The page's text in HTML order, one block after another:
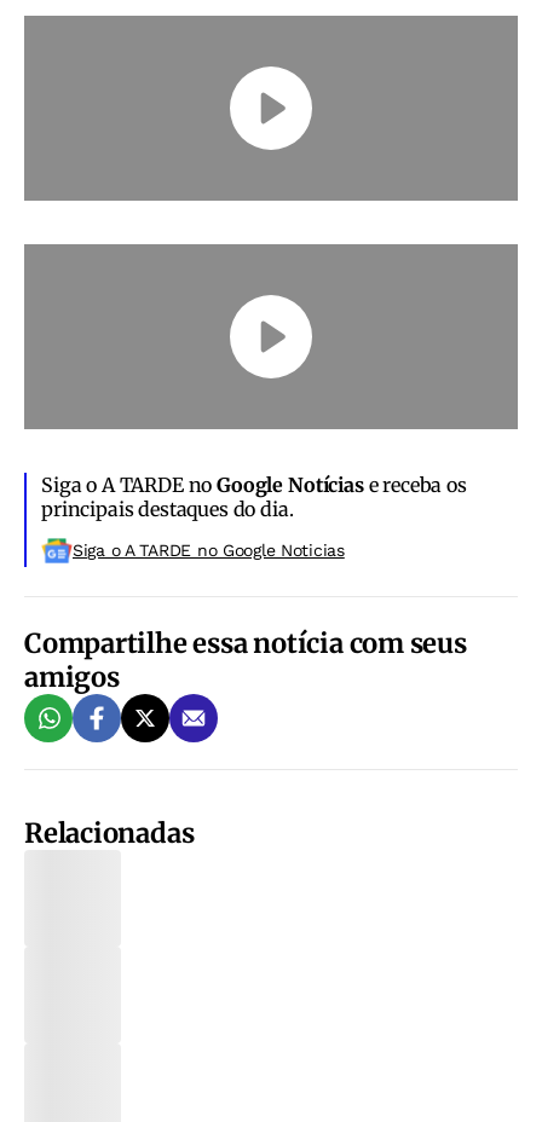
Siga o A TARDE noGoogle Notíciase receba os
principais destaques do dia.
Siga o A TARDE no Google Noticias
Compartilhe essa notícia com seus
amigos
Relacionadas